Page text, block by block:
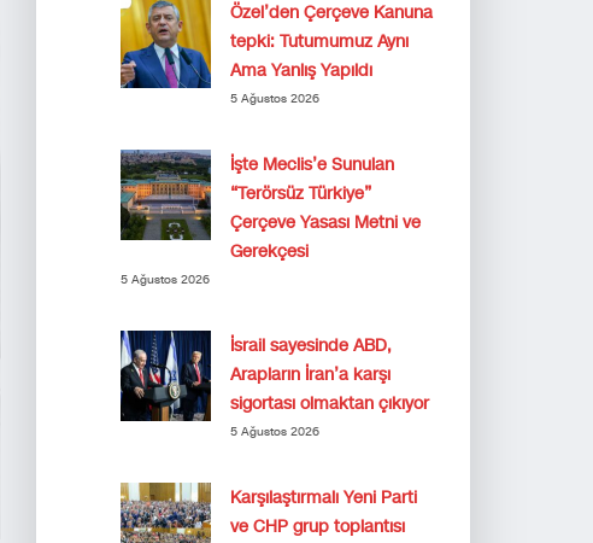
Özel’den Çerçeve Kanuna
tepki: Tutumumuz Aynı
Ama Yanlış Yapıldı
5 Ağustos 2026
İşte Meclis’e Sunulan
“Terörsüz Türkiye”
Çerçeve Yasası Metni ve
Gerekçesi
5 Ağustos 2026
İsrail sayesinde ABD,
Arapların İran’a karşı
sigortası olmaktan çıkıyor
5 Ağustos 2026
Karşılaştırmalı Yeni Parti
ve CHP grup toplantısı